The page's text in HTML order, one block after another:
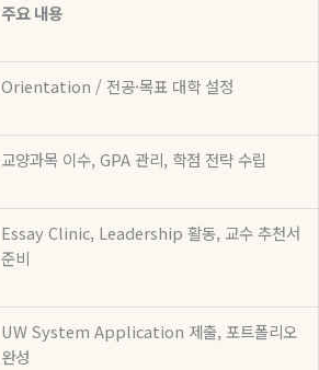
주요 내용
Orientation / 전공·목표 대학 설정
교양과목 이수, GPA 관리, 학점 전략 수립
Essay Clinic, Leadership 활동, 교수 추천서
준비
UW System Application 제출, 포트폴리오
완성